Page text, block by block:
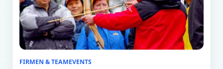
FIRMEN & TEAMEVENTS